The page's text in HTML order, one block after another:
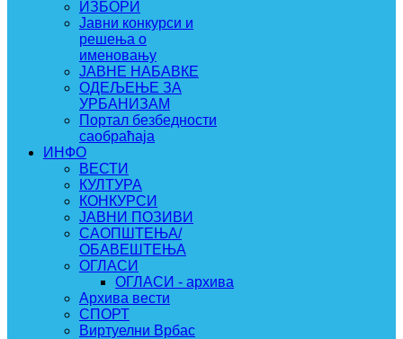
ИЗБОРИ
Јавни конкурси и
решења о
именовању
ЈАВНЕ НАБАВКЕ
ОДЕЉЕЊЕ ЗА
УРБАНИЗАМ
Портал безбедности
саобраћаја
ИНФО
ВЕСТИ
КУЛТУРА
КОНКУРСИ
ЈАВНИ ПОЗИВИ
САОПШТЕЊА/
ОБАВЕШТЕЊА
ОГЛАСИ
ОГЛАСИ - архива
Архива вести
СПОРТ
Виртуелни Врбас